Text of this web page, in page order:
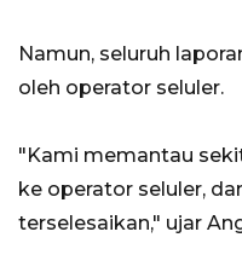
Namun, seluruh
oleh operator seluler.
"Kami memantau
ke operator seluler,
terselesaikan," ujar